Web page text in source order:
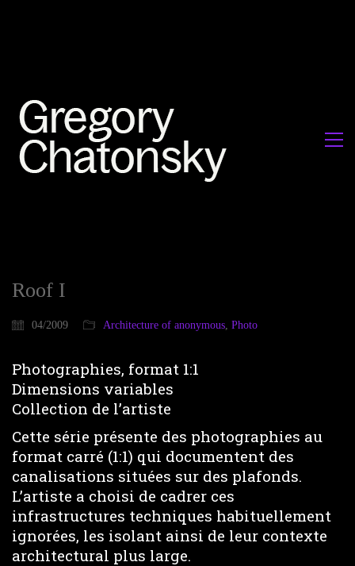
Roof I
04/2009 Architecture of anonymous, Photo
Photographies, format 1:1
Dimensions variables
Collection de l’artiste
Cette série présente des photographies au
format carré (1:1) qui documentent des
canalisations situées sur des plafonds.
L’artiste a choisi de cadrer ces
infrastructures techniques habituellement
ignorées, les isolant ainsi de leur contexte
architectural plus large.